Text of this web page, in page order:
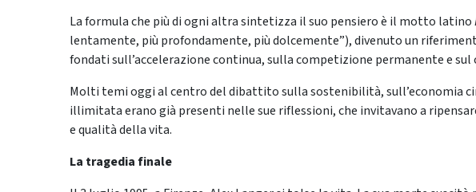
La formula che più di ogni altra sintetizza il suo pensiero è il motto latino
lentamente, più profondamente, più dolcemente”), divenuto un
fondati sull’accelerazione continua, sulla competizione permanente e
Molti temi oggi al centro del dibattito sulla sostenibilità, sull’economia
illimitata erano già presenti nelle sue riflessioni, che invitavano a
e qualità della vita.
La tragedia finale